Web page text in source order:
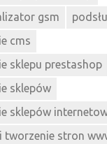
gsm
cms
sklepu prestashop
sklepów
sklepów
tworzenie stron